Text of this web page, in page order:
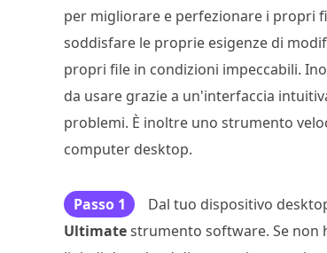
per migliorare e perfezionare i propri
soddisfare le proprie esigenze di
propri file in condizioni impeccabili.
da usare grazie a un'interfaccia
problemi. È inoltre uno strumento
computer desktop.
Passo 1 Dal tuo dispositivo
Ultimatestrumento software. Se non